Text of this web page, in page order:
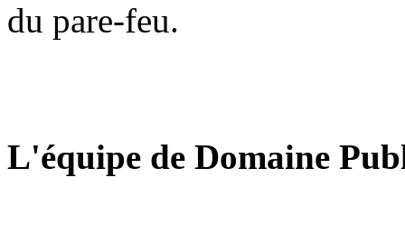
du pare-feu.
L'équipe de Domaine